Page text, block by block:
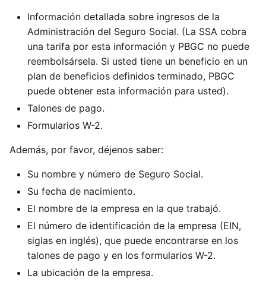
Información detallada sobre ingresos de la
Administración del Seguro Social. (La SSA cobra
una tarifa por esta información y PBGC no puede
reembolsársela. Si usted tiene un beneficio en un
plan de beneficios definidos terminado, PBGC
puede obtener esta información para usted).
Talones de pago.
Formularios W-2.
Además, por favor, déjenos saber:
Su nombre y número de Seguro Social.
Su fecha de nacimiento.
El nombre de la empresa en la que trabajó.
El número de identificación de la empresa (EIN,
siglas en inglés), que puede encontrarse en los
talones de pago y en los formularios W-2.
La ubicación de la empresa.